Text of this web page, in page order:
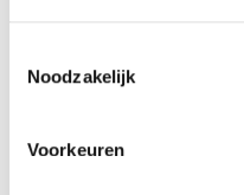
kunnen ontvangen en
Noodzakelijk
Voorkeuren
Hoenderberg 43-47
Eemhart in hetzelfde